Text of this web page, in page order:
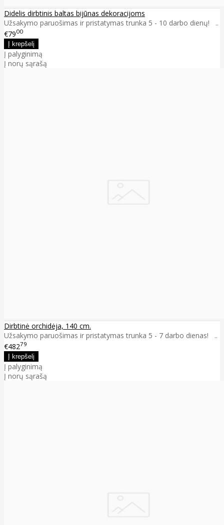
Didelis dirbtinis baltas bijūnas dekoracijoms
Užsakymo paruošimas ir pristatymas trunka 5 - 10 darbo dienų! ..
€7900
Į palyginimą
Į norų sąrašą
Dirbtinė orchidėja, 140 cm.
Užsakymo paruošimas ir pristatymas trunka 5 - 7 darbo dienas! ..
€48279
Į palyginimą
Į norų sąrašą